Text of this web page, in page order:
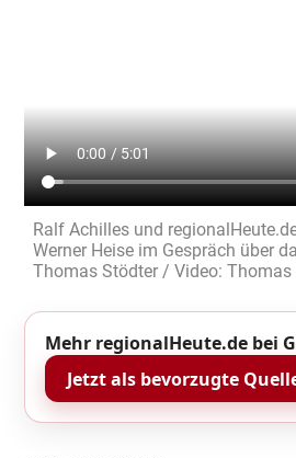
Ralf Achilles und
Werner Heise im Gespräch über
Thomas Stödter / Video: Thomas
Mehr regionalHeute.de bei
Jetzt als bevorzugte